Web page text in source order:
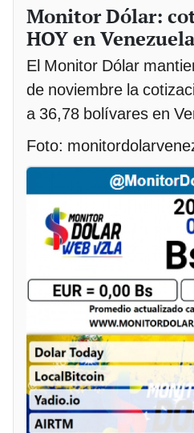
Monitor Dólar:
HOY en Venezuela
El Monitor Dólar
de noviembre la
a 36,78 bolívares en
Foto: